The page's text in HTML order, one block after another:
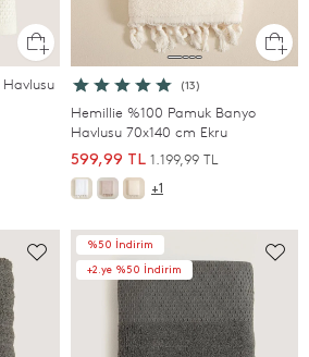
(13)
Hemillie %100 Pamuk Banyo
Havlusu 70x140 cm Ekru
599,99 TL 1.199,99 TL
+1
%50 İndirim
+2.ye %50 İndirim